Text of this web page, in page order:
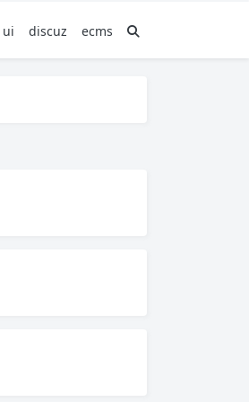
ui discuz ecms